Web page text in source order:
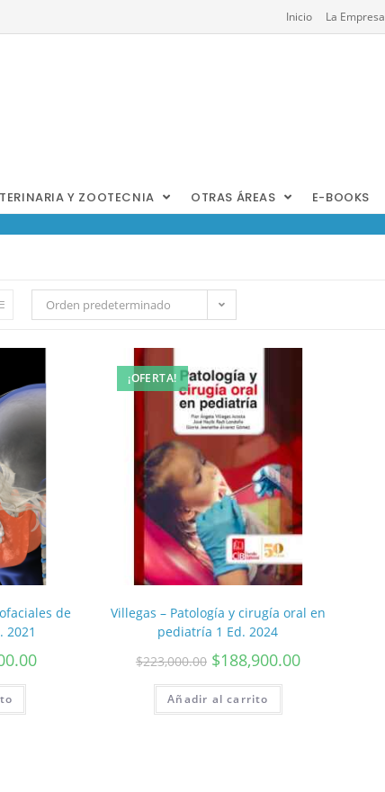
Inicio La Empresa
Y ZOOTECNIA OTRAS ÁREAS E-BOOKS
Orden predeterminado
de
2021
¡OFERTA!
Villegas – Patología y cirugía oral en
pediatría 1 Ed. 2024
$223,000.00 $188,900.00
Añadir al carrito